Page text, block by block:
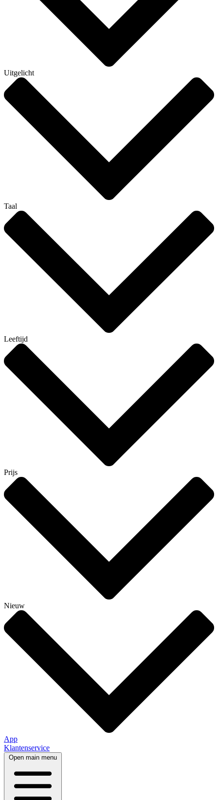
Uitgelicht
Taal
Leeftijd
Prijs
Nieuw
App
Klantenservice
Open main menu